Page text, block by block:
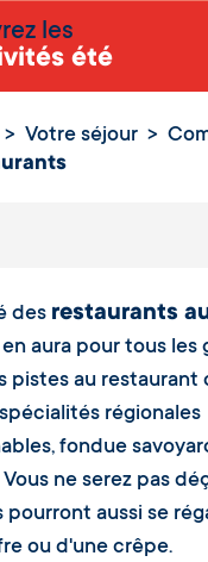
les
été
Votre séjour
des restaurants
aura pour tous les
pistes au restaurant
régionales
fondue
ne serez pas
pourront aussi se
ou d'une crêpe.